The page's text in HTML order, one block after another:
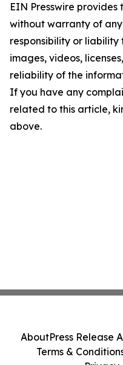
EIN Presswire provides
without warranty of
responsibility or
images, videos,
reliability of the
If you have any
related to this article,
above.
AboutPress Release
Terms &